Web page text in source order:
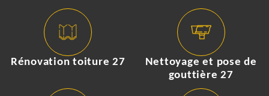
Rénovation toiture 27
Nettoyage et pose de
gouttière 27